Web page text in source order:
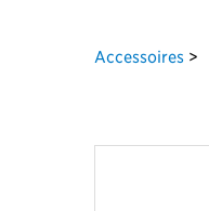
Accessoires